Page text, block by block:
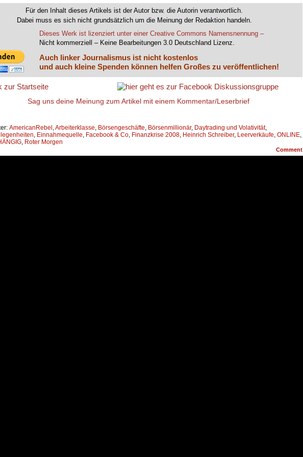
Für den Inhalt dieses Artikels ist der Autor bzw. die Autorin verantwortlich.
Dabei muss es sich nicht grundsätzlich um die Meinung der Redaktion handeln.
Dieses Werk ist lizenziert unter einer Creative Commons Namensnennung –
Nicht kommerziell – Keine Bearbeitungen 3.0 Deutschland Lizenz.
Auch linker Journalismus ist nicht kostenlos
und auch kleine Spenden können helfen Großes zu veröffentlichen!
AmericanRebel ,Arbeiterklasse, Börsengeschäfte, Börsenmillionär, Daytrading und Volativität,
, Einnahmequelle, Facebook & Co, Finanzkrise 2008, Heinrich Schreiber, Leerverkäufe, ONLINE,
, Roter Morgen
Comment